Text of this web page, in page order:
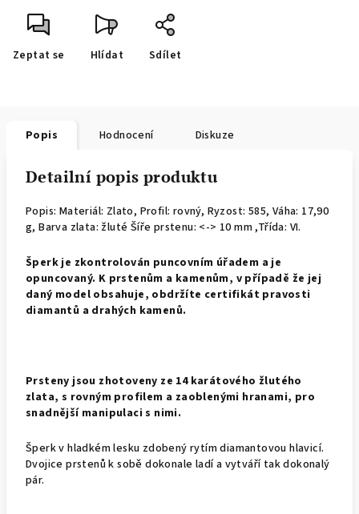
Zeptat se Hlídat Sdílet
Popis Hodnocení Diskuze
Detailní popis produktu
Popis: Materiál: Zlato, Profil: rovný, Ryzost: 585, Váha: 17,90
g, Barva zlata: žluté Šíře prstenu: <-> 10 mm ,Třída: VI.
Šperk je zkontrolován puncovním úřadem a je
opuncovaný. K prstenům a kamenům, v případě že jej
daný model obsahuje, obdržíte certifikát pravosti
diamantů a drahých kamenů.
Prsteny jsou zhotoveny ze 14 karátového žlutého
zlata, s rovným profilem a zaoblenými hranami, pro
snadnější manipulaci s nimi.
Šperk v hladkém lesku zdobený rytím diamantovou hlavicí.
Dvojice prstenů k sobě dokonale ladí a vytváří tak dokonalý
pár.